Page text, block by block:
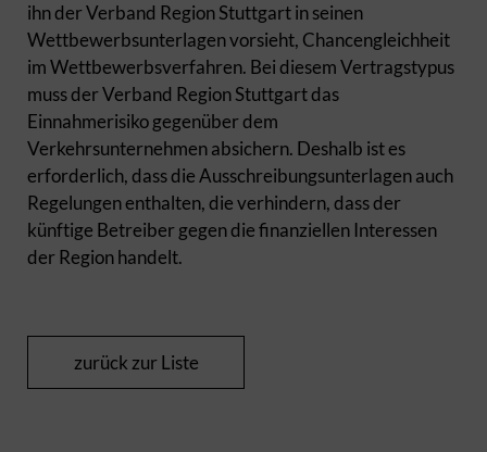
ihn der Verband Region Stuttgart in seinen
Wettbewerbsunterlagen vorsieht, Chancengleichheit
im Wettbewerbsverfahren. Bei diesem Vertragstypus
muss der Verband Region Stuttgart das
Einnahmerisiko gegenüber dem
Verkehrsunternehmen absichern. Deshalb ist es
erforderlich, dass die Ausschreibungsunterlagen auch
Regelungen enthalten, die verhindern, dass der
künftige Betreiber gegen die finanziellen Interessen
der Region handelt.
zurück zur Liste